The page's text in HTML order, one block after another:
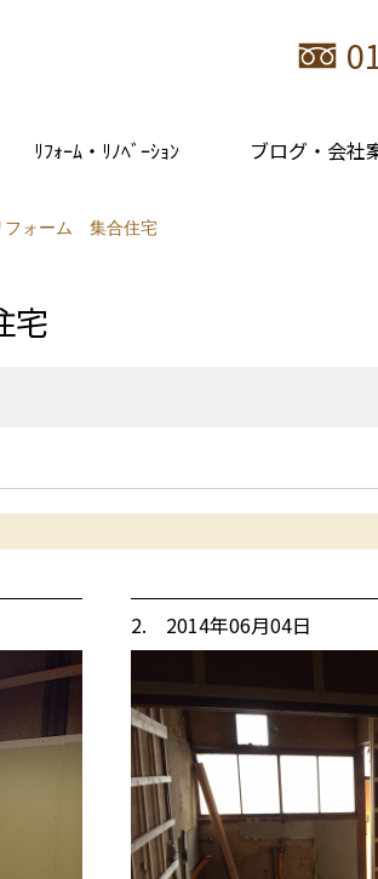
ﾘﾌｫｰﾑ・ﾘﾉﾍﾞｰｼｮﾝ ブログ・会社
フォーム 集合住宅
宅
2. 2014年06月04日